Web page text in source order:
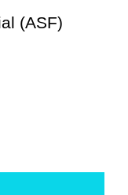
(ASF)